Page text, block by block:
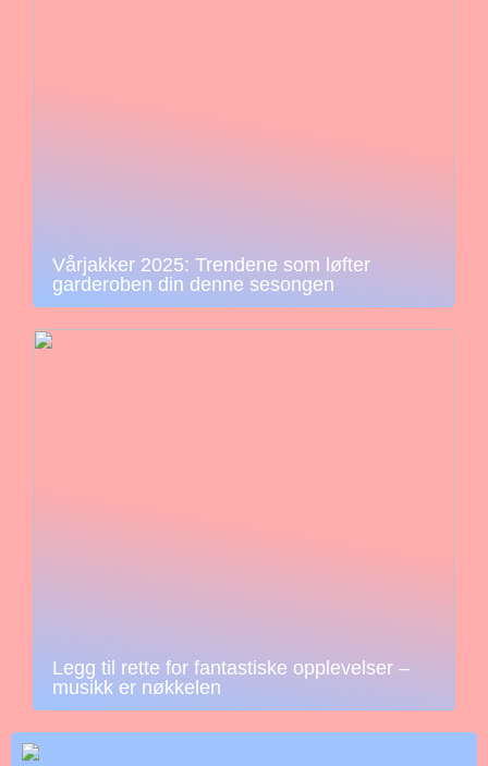
Vårjakker 2025: Trendene som løfter
garderoben din denne sesongen
Legg til rette for fantastiske opplevelser –
musikk er nøkkelen